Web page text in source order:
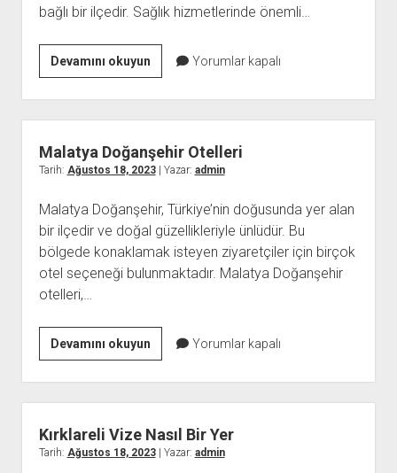
bağlı bir ilçedir. Sağlık hizmetlerinde önemli…
Devamını okuyunSivas
Yıldızeli
Nöbetçi
Eczane
Yorumlar kapalı
Malatya Doğanşehir Otelleri
Tarih: Ağustos 18, 2023| Yazar: admin
Malatya Doğanşehir, Türkiye’nin doğusunda yer alan
bir ilçedir ve doğal güzellikleriyle ünlüdür. Bu
bölgede konaklamak isteyen ziyaretçiler için birçok
otel seçeneği bulunmaktadır. Malatya Doğanşehir
otelleri,…
Devamını okuyunMalatya
Doğanşehir
Otelleri
Yorumlar kapalı
Kırklareli Vize Nasıl Bir Yer
Tarih: Ağustos 18, 2023| Yazar: admin